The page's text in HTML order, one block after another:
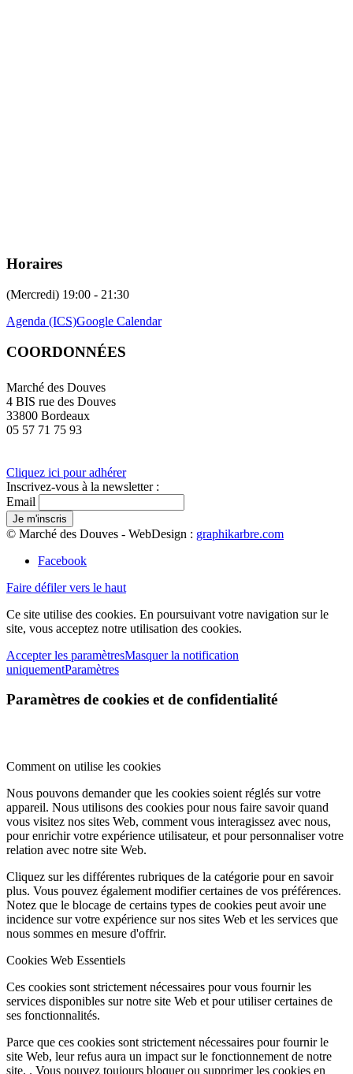
Horaires
(Mercredi) 19:00 - 21:30
Agenda (ICS)Google Calendar
COORDONNÉES
Marché des Douves
4 BIS rue des Douves
33800 Bordeaux
05 57 71 75 93
Cliquez ici pour adhérer
Inscrivez-vous à la newsletter :
Email
© Marché des Douves - WebDesign : graphikarbre.com
Facebook
Faire défiler vers le haut
Ce site utilise des cookies. En poursuivant votre navigation sur le
site, vous acceptez notre utilisation des cookies.
Accepter les paramètresMasquer la notification
uniquementParamètres
Paramètres de cookies et de confidentialité
Comment on utilise les cookies
Nous pouvons demander que les cookies soient réglés sur votre
appareil. Nous utilisons des cookies pour nous faire savoir quand
vous visitez nos sites Web, comment vous interagissez avec nous,
pour enrichir votre expérience utilisateur, et pour personnaliser votre
relation avec notre site Web.
Cliquez sur les différentes rubriques de la catégorie pour en savoir
plus. Vous pouvez également modifier certaines de vos préférences.
Notez que le blocage de certains types de cookies peut avoir une
incidence sur votre expérience sur nos sites Web et les services que
nous sommes en mesure d'offrir.
Cookies Web Essentiels
Ces cookies sont strictement nécessaires pour vous fournir les
services disponibles sur notre site Web et pour utiliser certaines de
ses fonctionnalités.
Parce que ces cookies sont strictement nécessaires pour fournir le
site Web, leur refus aura un impact sur le fonctionnement de notre
site. . Vous pouvez toujours bloquer ou supprimer les cookies en